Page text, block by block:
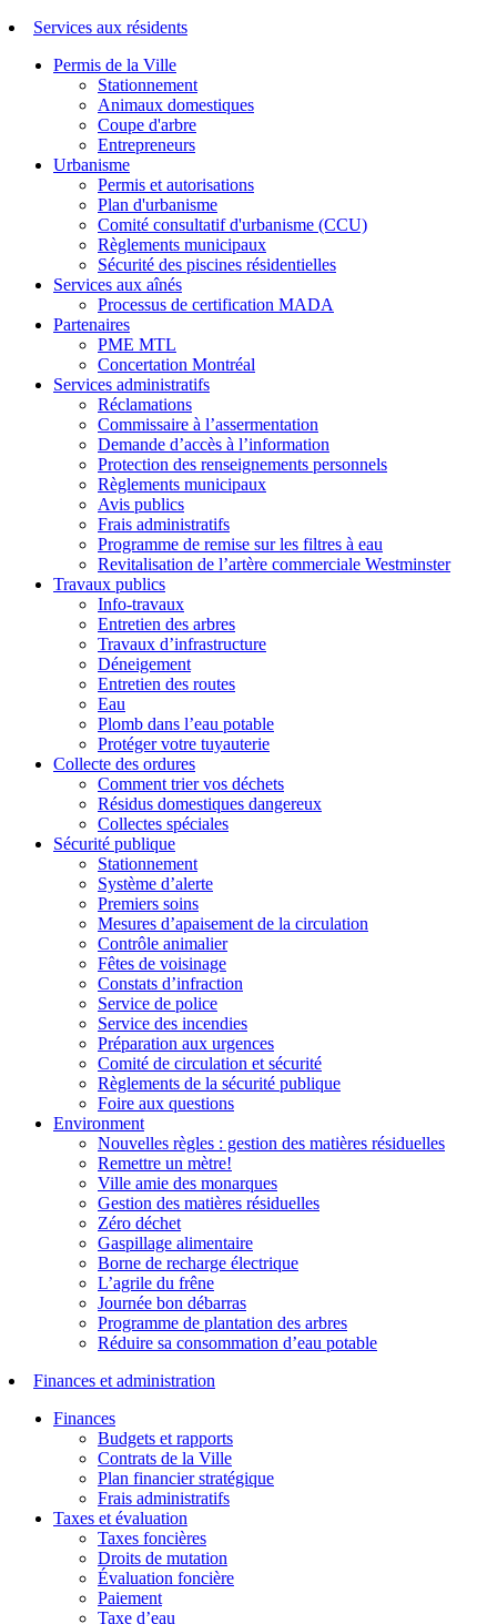
Services aux résidents
Permis de la Ville
Stationnement
Animaux domestiques
Coupe d'arbre
Entrepreneurs
Urbanisme
Permis et autorisations
Plan d'urbanisme
Comité consultatif d'urbanisme (CCU)
Règlements municipaux
Sécurité des piscines résidentielles
Services aux aînés
Processus de certification MADA
Partenaires
PME MTL
Concertation Montréal
Services administratifs
Réclamations
Commissaire à l’assermentation
Demande d’accès à l’information
Protection des renseignements personnels
Règlements municipaux
Avis publics
Frais administratifs
Programme de remise sur les filtres à eau
Revitalisation de l’artère commerciale Westminster
Travaux publics
Info-travaux
Entretien des arbres
Travaux d’infrastructure
Déneigement
Entretien des routes
Eau
Plomb dans l’eau potable
Protéger votre tuyauterie
Collecte des ordures
Comment trier vos déchets
Résidus domestiques dangereux
Collectes spéciales
Sécurité publique
Stationnement
Système d’alerte
Premiers soins
Mesures d’apaisement de la circulation
Contrôle animalier
Fêtes de voisinage
Constats d’infraction
Service de police
Service des incendies
Préparation aux urgences
Comité de circulation et sécurité
Règlements de la sécurité publique
Foire aux questions
Environment
Nouvelles règles : gestion des matières résiduelles
Remettre un mètre!
Ville amie des monarques
Gestion des matières résiduelles
Zéro déchet
Gaspillage alimentaire
Borne de recharge électrique
L’agrile du frêne
Journée bon débarras
Programme de plantation des arbres
Réduire sa consommation d’eau potable
Finances et administration
Finances
Budgets et rapports
Contrats de la Ville
Plan financier stratégique
Frais administratifs
Taxes et évaluation
Taxes foncières
Droits de mutation
Évaluation foncière
Paiement
Taxe d’eau